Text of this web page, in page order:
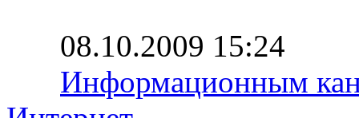
08.10.2009 15:24
Информационным